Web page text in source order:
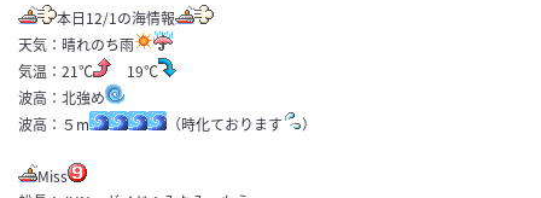
本日12/1の海情報
天気：晴れのち雨
気温：21℃
19℃
波高：北強め
波高：５m
（時化ております ）
Miss